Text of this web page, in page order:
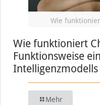
Wie
Wie funktioniert
Funktionsweise
Intelligenzmodells
Mehr